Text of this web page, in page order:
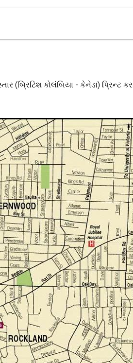
કોલંબિયા - કેનેડા) પ્રિન્ટ